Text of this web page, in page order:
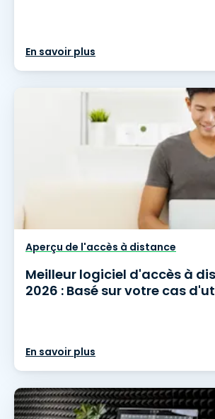
En savoir plus
Aperçu de l'accès à distance
Meilleur logiciel d'accès à
2026 : Basé sur votre cas
En savoir plus